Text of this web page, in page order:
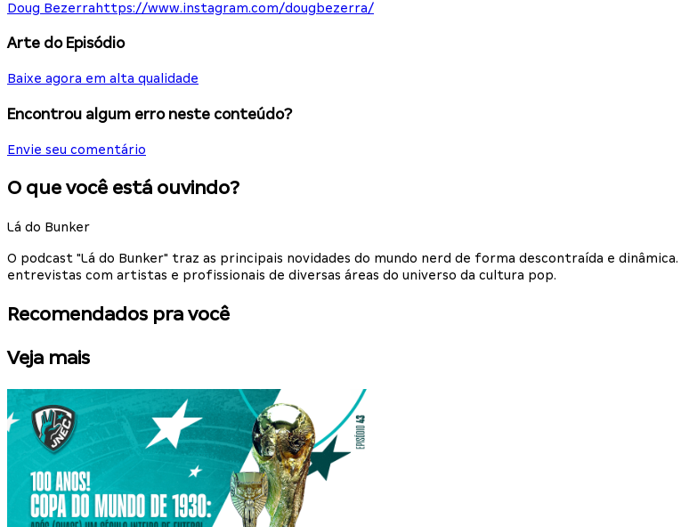
Doug Bezerra https://www.instagram.com/dougbezerra/
Arte do Episódio
Baixe agora em alta qualidade
Encontrou algum erro neste conteúdo?
Envie seu comentário
O que você está ouvindo?
Lá do Bunker
O podcast "Lá do Bunker" traz as principais novidades do mundo nerd de forma descontraída e dinâmica.
entrevistas com artistas e profissionais de diversas áreas do universo da cultura pop.
Recomendados pra você
Veja mais